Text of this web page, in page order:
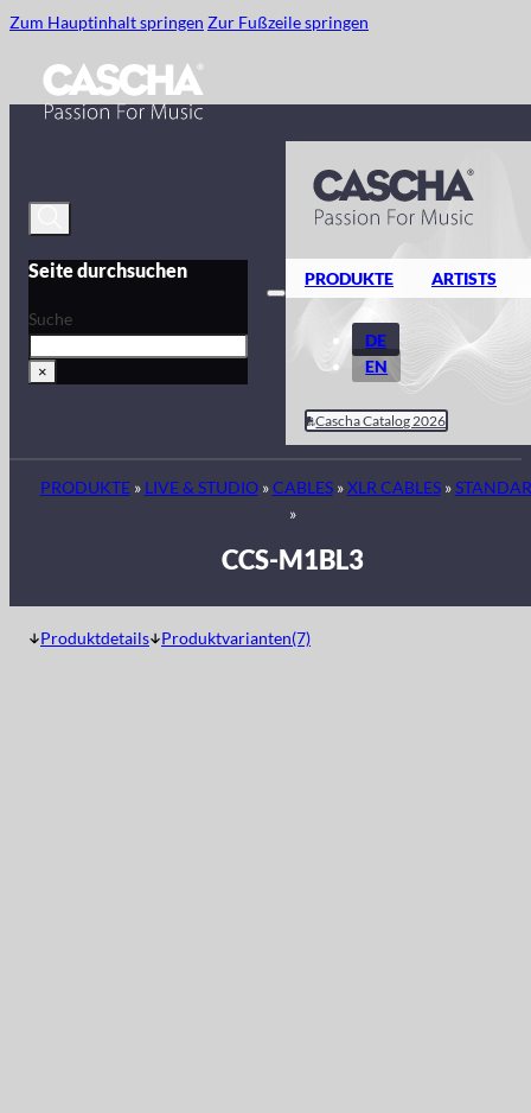
Zum Hauptinhalt springen Zur Fußzeile springen
Seite durchsuchen
Suche
×
PRODUKTE ARTISTS
DE
EN
Cascha Catalog 2026
PRODUKTE» LIVE & STUDIO»CABLES»XLR CABLES»
»
CCS-M1BL3
Produktdetails Produktvarianten(7)